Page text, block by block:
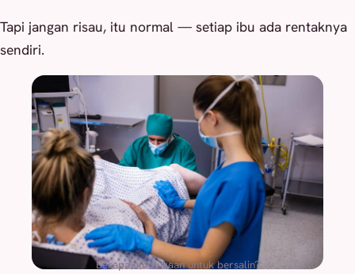
Tapi jangan risau, itu normal — setiap ibu ada rentaknya
sendiri.
Berapa cm bukaan untuk bersalin?